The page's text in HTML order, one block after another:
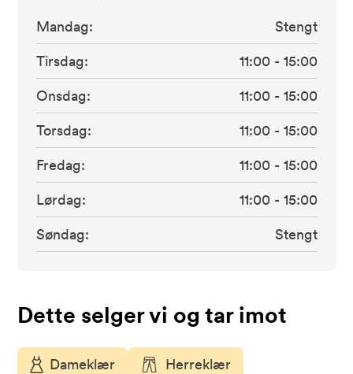
Mandag: Stengt
Tirsdag: 11:00- 15:00
Onsdag: 11:00- 15:00
Torsdag: 11:00- 15:00
Fredag: 11:00- 15:00
Lørdag: 11:00- 15:00
Søndag: Stengt
Dette selger vi og tar imot
Dameklær Herreklær